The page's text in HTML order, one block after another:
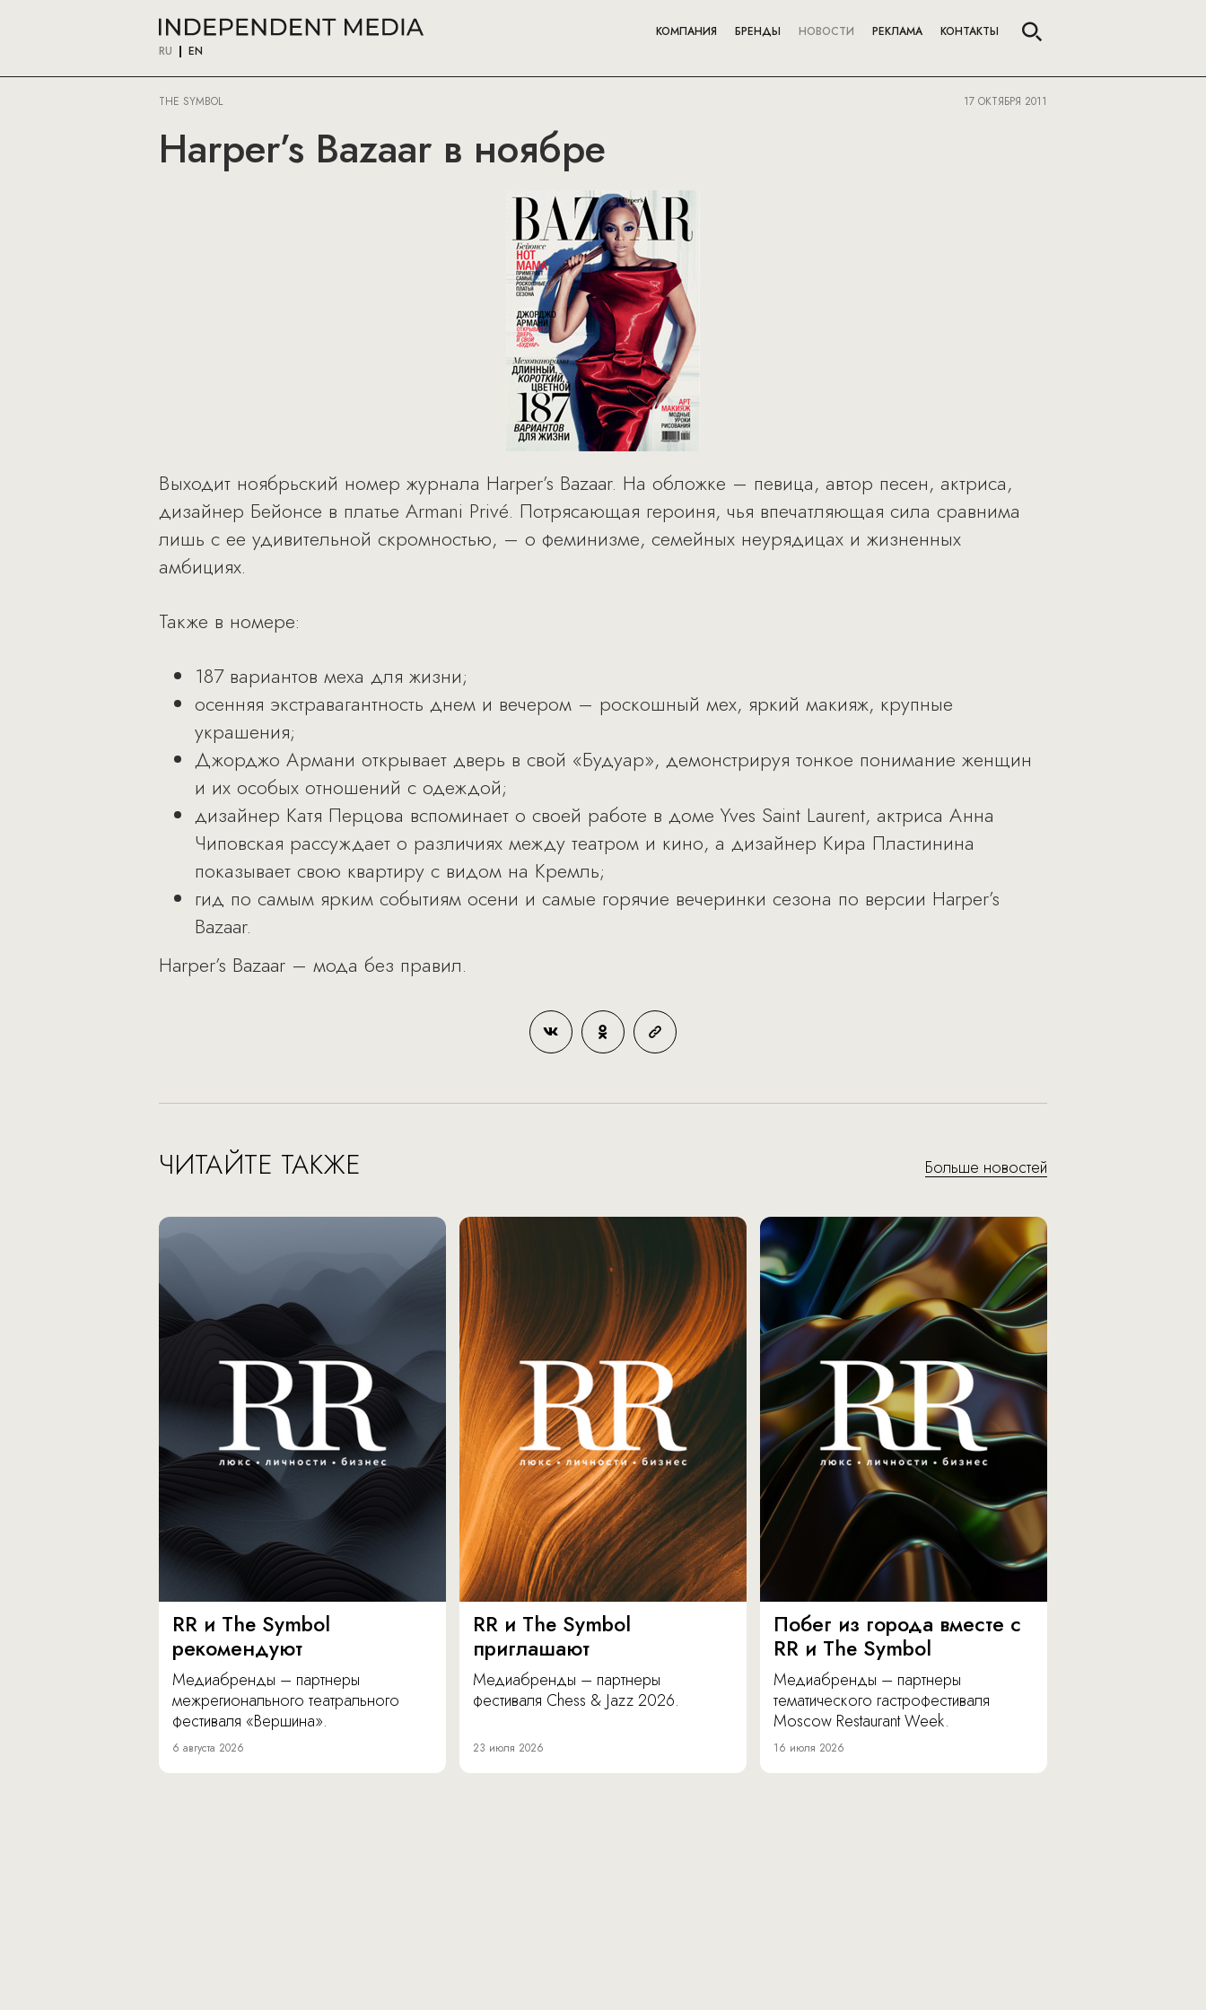
RU EN
КОМПАНИЯ БРЕНДЫ НОВОСТИ РЕКЛАМА КОНТАКТЫ
THE SYMBOL 17 ОКТЯБРЯ 2011
Harper’s Bazaar в ноябре
Выходит ноябрьский номер журнала Harper’s Bazaar. На обложке – певица, автор песен, актриса,
дизайнер Бейонсе в платье Armani Privé. Потрясающая героиня, чья впечатляющая сила сравнима
лишь с ее удивительной скромностью, – о феминизме, семейных неурядицах и жизненных
амбициях.
Также в номере:
187 вариантов меха для жизни;
осенняя экстравагантность днем и вечером – роскошный мех, яркий макияж, крупные
украшения;
Джорджо Армани открывает дверь в свой «Будуар», демонстрируя тонкое понимание женщин
и их особых отношений с одеждой;
дизайнер Катя Перцова вспоминает о своей работе в доме Yves Saint Laurent, актриса Анна
Чиповская рассуждает о различиях между театром и кино, а дизайнер Кира Пластинина
показывает свою квартиру с видом на Кремль;
гид по самым ярким событиям осени и самые горячие вечеринки сезона по версии Harper’s
Bazaar.
Harper’s Bazaar – мода без правил.
ЧИТАЙТЕ ТАКЖЕ Больше новостей
RR и The Symbol
рекомендуют
Медиабренды – партнеры
межрегионального театрального
фестиваля «Вершина».
6 августа 2026
RR и The Symbol
приглашают
Медиабренды – партнеры
фестиваля Chess & Jazz 2026.
23 июля 2026
Побег из города вместе с
RR и The Symbol
Медиабренды – партнеры
тематического гастрофестиваля
Moscow Restaurant Week.
16 июля 2026